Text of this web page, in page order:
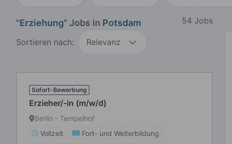
"Erziehung" Jobs in Potsdam 54 Jobs
Sortieren nach: Relevanz
Sofort-Bewerbung
Erzieher/-in (m/w/d)
Berlin - Tempelhof
Vollzeit
Fort- und Weiterbildung